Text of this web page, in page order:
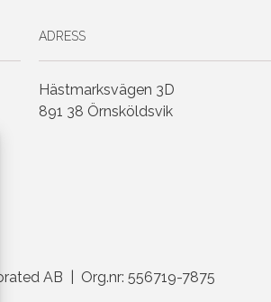
ADRESS
Hästmarksvägen 3D
891 38 Örnsköldsvik
AB | Org.nr: 556719-7875